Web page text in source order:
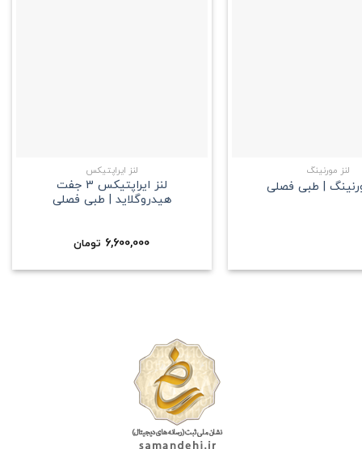
لنز مورنینگ
| طبی فصلی
لنز ایراپتیکس
لنز ایراپتیکس 3 جفت
هیدروگلاید | طبی فصلی
6,600,000 تومان